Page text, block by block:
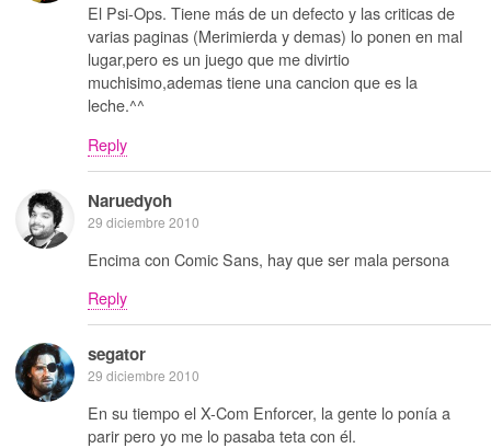
El Psi-Ops. Tiene más de un defecto y las criticas de
varias paginas (Merimierda y demas) lo ponen en mal
lugar,pero es un juego que me divirtio
muchisimo,ademas tiene una cancion que es la
leche.^^
Reply
Naruedyoh
29 diciembre 2010
Encima con Comic Sans, hay que ser mala persona
Reply
segator
29 diciembre 2010
En su tiempo el X-Com Enforcer, la gente lo ponía a
parir pero yo me lo pasaba teta con él.